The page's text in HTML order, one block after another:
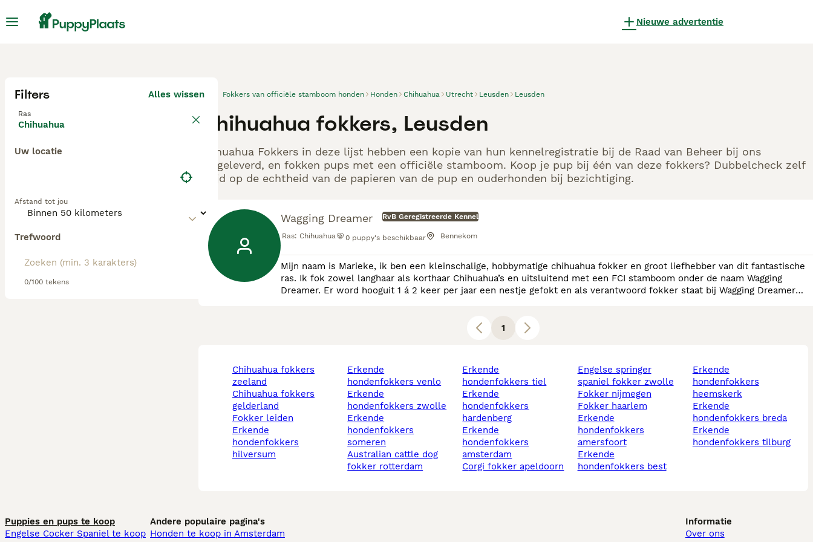
Nieuwe advertentie
Filters Alles wissen
Ras
Chihuahua
Uw locatie
Afstand tot jou
Trefwoord
0/100 tekens
Fokkers van officiële stamboom honden Honden Chihuahua Utrecht Leusden Leusden
Chihuahua fokkers, Leusden
Chihuahua Fokkers in deze lijst hebben een kopie van hun kennelregistratie bij de Raad van Beheer bij ons
aangeleverd, en fokken pups met een officiële stamboom. Koop je pup bij één van deze fokkers? Dubbelcheck zelf
altijd op de echtheid van de papieren van de pup en ouderhonden bij bezichtiging.
Wagging Dreamer RvB Geregistreerde Kennel
Ras: Chihuahua 0 puppy's beschikbaar Bennekom
Mijn naam is Marieke, ik ben een kleinschalige, hobbymatige chihuahua fokker en groot liefhebber van dit fantastische
ras. Ik fok zowel langhaar als korthaar Chihuahua’s en uitsluitend met een FCI stamboom onder de naam Wagging
Dreamer. Er word hooguit 1 á 2 keer per jaar een nestje gefokt en als verantwoord fokker staat bij Wagging Dreamer
1
chihuahua fokkers
zeeland
chihuahua fokkers
gelderland
fokker leiden
erkende
hondenfokkers
hilversum
erkende
hondenfokkers venlo
erkende
hondenfokkers zwolle
erkende
hondenfokkers
someren
australian cattle dog
fokker rotterdam
erkende
hondenfokkers tiel
erkende
hondenfokkers
hardenberg
erkende
hondenfokkers
amsterdam
corgi fokker apeldoorn
engelse springer
spaniel fokker zwolle
fokker nijmegen
fokker haarlem
erkende
hondenfokkers
amersfoort
erkende
hondenfokkers best
erkende
hondenfokkers
heemskerk
erkende
hondenfokkers breda
erkende
hondenfokkers tilburg
Puppies en pups te koop
Engelse Cocker Spaniel te koop
Andere populaire pagina's
Honden te koop in Amsterdam
Informatie
Over ons